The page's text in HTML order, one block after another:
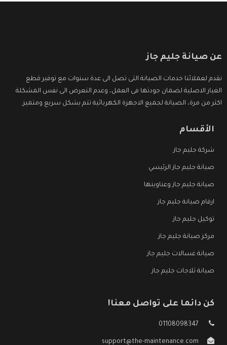
عن صيانة جليم جاز
نقدم لعملائنا خدمات الصيانة التى تصل الى عدة سنوات مع توفير قطع
الغيار الاصلية لضمان جودتها فى العمل، وعدم التعرض الى نفس المشكلة
اكثر من مرة، الصيانة لجميع الاجهزة الكهربائية تتم بشكل سريع ومتميز.
الأقسام
شركة جليم جاز
صيانة جليم جاز الرئيسي
صيانة جليم جاز وعناوينها
ارقام صيانة جليم جاز
توكيل جليم جاز
مركز صيانة جليم جاز
صيانة غسالات جليم جاز
صيانة ثلاجات جليم جاز
كن دائما على تواصل معنا!
01108098347
support@the-maintenance.com